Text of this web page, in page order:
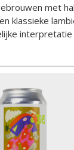
met
klassieke